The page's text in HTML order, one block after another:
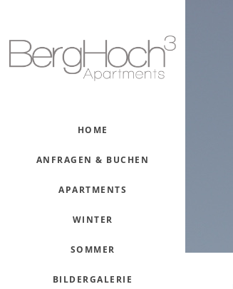
HOME
ANFRAGEN & BUCHEN
APARTMENTS
WINTER
SOMMER
BILDERGALERIE